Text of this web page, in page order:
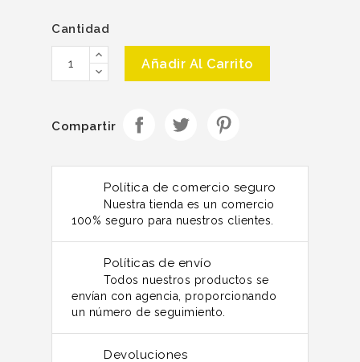
Cantidad
Añadir Al Carrito
Compartir
Política de comercio seguro
Nuestra tienda es un comercio
100% seguro para nuestros clientes.
Políticas de envío
Todos nuestros productos se
envían con agencia, proporcionando
un número de seguimiento.
Devoluciones